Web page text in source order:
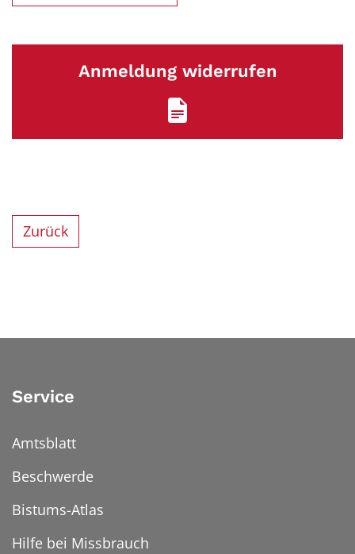
Anmeldung widerrufen
Zurück
Service
Amtsblatt
Beschwerde
Bistums-Atlas
Hilfe bei Missbrauch